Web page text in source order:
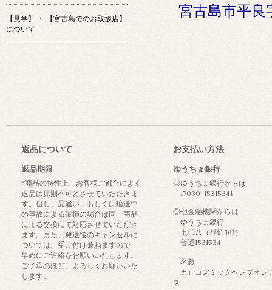
宮古島市平良
【見学】 ・ 【宮古島でのお取扱店】
について
返品について
返品期限
*商品の特性上、お客様ご都合による
返品は原則不可とさせていただきま
す。但し、品違い、もしくは輸送中
の事故による破損の場合は同一商品
による交換にて対応させていただき
ます。また、発送後のキャンセルに
ついては、受け付け兼ねますので、
早めにご連絡をお願いいたします。
ご了承のほど、よろしくお願いいた
します。
お支払い方法
ゆうちょ銀行
◎ゆうちょ銀行からは
17030-15315341
◎他金融機関からは
ゆうちょ銀行
七〇八（ﾅﾅｾﾞﾛﾊﾁ）
普通1531534
名義
カ）コズミックヘンプオン
ス